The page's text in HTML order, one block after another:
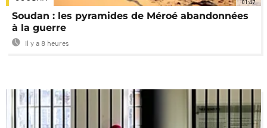
01:47
Soudan : les pyramides de Méroé abandonnées
à la guerre
Il y a 8 heures